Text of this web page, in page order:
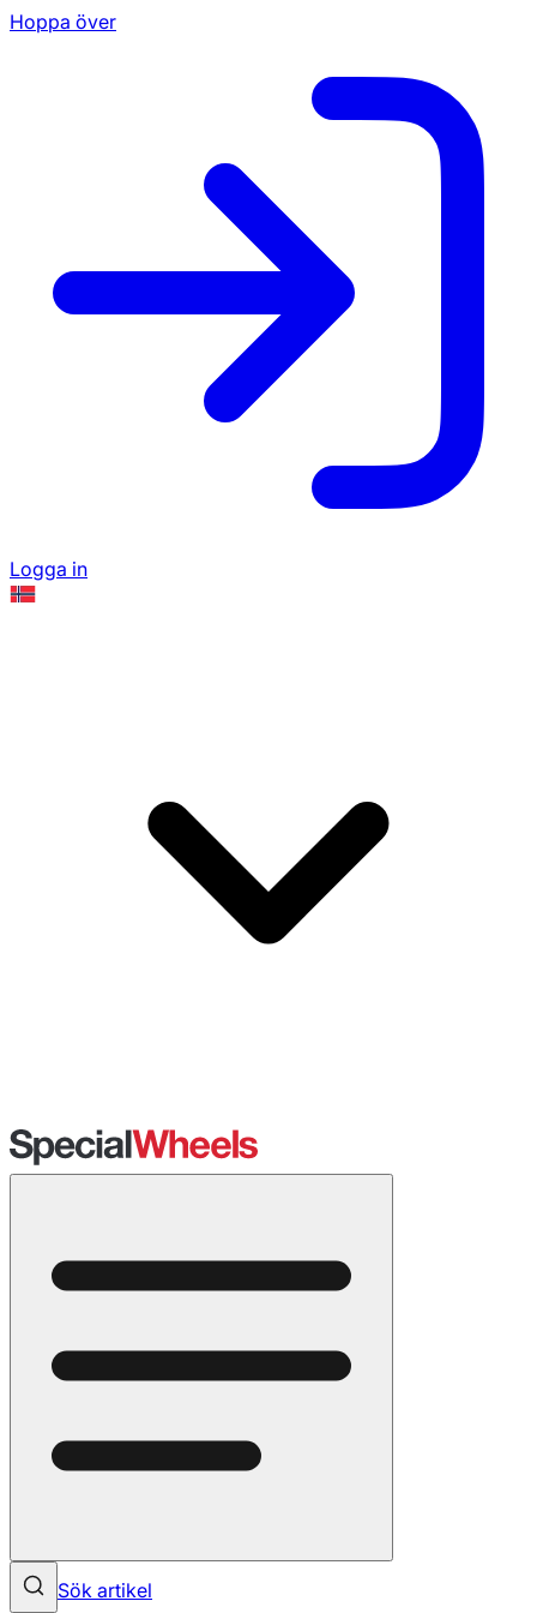
Hoppa över
Logga in
Sök artikel